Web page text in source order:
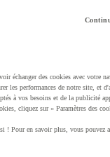
échanger des cookies avec votre
les performances de notre site, et
à vos besoins et de la publicité
cliquez sur « Paramètres des
! Pour en savoir plus, vous pouvez